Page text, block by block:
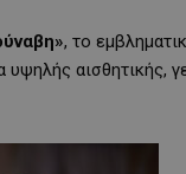
, το
αισθητικής,